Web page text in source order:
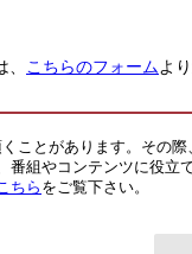
こちらのフォームよ
ことがあります。その
番組やコンテンツに役
こちら をご覧下さい。